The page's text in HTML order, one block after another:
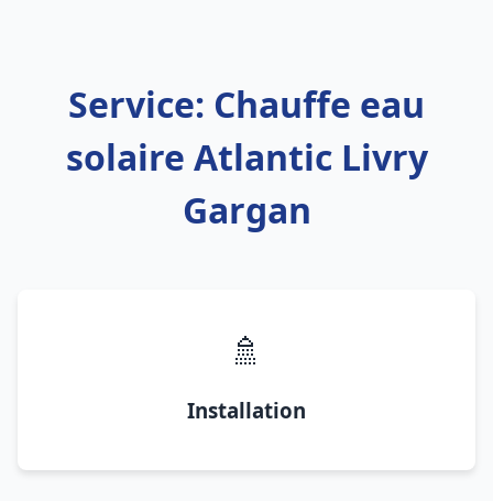
Service: Chauffe eau
solaire Atlantic Livry
Gargan
🚿
Installation